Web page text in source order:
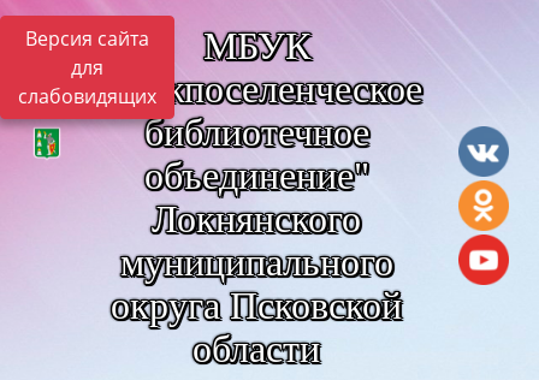
Версия сайта
для
слабовидящих
МБУК
"Межпоселенческое
библиотечное
объединение"
Локнянского
муниципального
округа Псковской
области